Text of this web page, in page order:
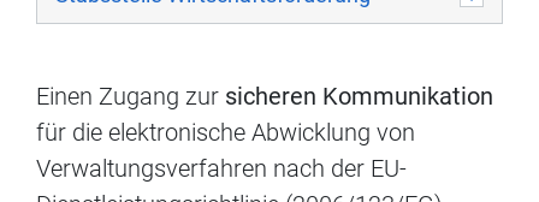
Einen Zugang zur sicheren Kommunikation
für die elektronische Abwicklung von
Verwaltungsverfahren nach der EU-